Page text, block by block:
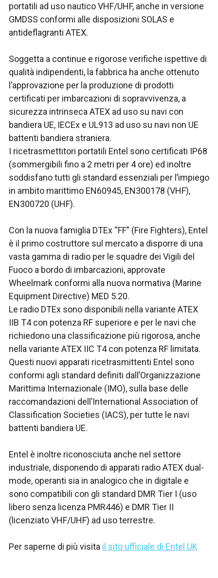
portatili ad uso nautico VHF/UHF, anche in versione
GMDSS conformi alle disposizioni SOLAS e
antideflagranti ATEX.
Soggetta a continue e rigorose verifiche ispettive di
qualità indipendenti, la fabbrica ha anche ottenuto
l’approvazione per la produzione di prodotti
certificati per imbarcazioni di sopravvivenza, a
sicurezza intrinseca ATEX ad uso su navi con
bandiera UE, IECEx e UL913 ad uso su navi non UE
battenti bandiera straniera.
I ricetrasmettitori portatili Entel sono certificati IP68
(sommergibili fino a 2 metri per 4 ore) ed inoltre
soddisfano tutti gli standard essenziali per l’impiego
in ambito marittimo EN60945, EN300178 (VHF),
EN300720 (UHF).
Con la nuova famiglia DTEx “FF” (Fire Fighters), Entel
è il primo costruttore sul mercato a disporre di una
vasta gamma di radio per le squadre dei Vigili del
Fuoco a bordo di imbarcazioni, approvate
Wheelmark conformi alla nuova normativa (Marine
Equipment Directive) MED 5.20.
Le radio DTEx sono disponibili nella variante ATEX
IIB T4 con potenza RF superiore e per le navi che
richiedono una classificazione più rigorosa, anche
nella variante ATEX IIC T4 con potenza RF limitata.
Questi nuovi apparati ricetrasmittenti Entel sono
conformi agli standard definiti dall’Organizzazione
Marittima Internazionale (IMO), sulla base delle
raccomandazioni dell’International Association of
Classification Societies (IACS), per tutte le navi
battenti bandiera UE.
Entel è inoltre riconosciuta anche nel settore
industriale, disponendo di apparati radio ATEX dual-
mode, operanti sia in analogico che in digitale e
sono compatibili con gli standard DMR Tier I (uso
libero senza licenza PMR446) e DMR Tier II
(licenziato VHF/UHF) ad uso terrestre.
Per saperne di più visita il sito ufficiale di Entel UK